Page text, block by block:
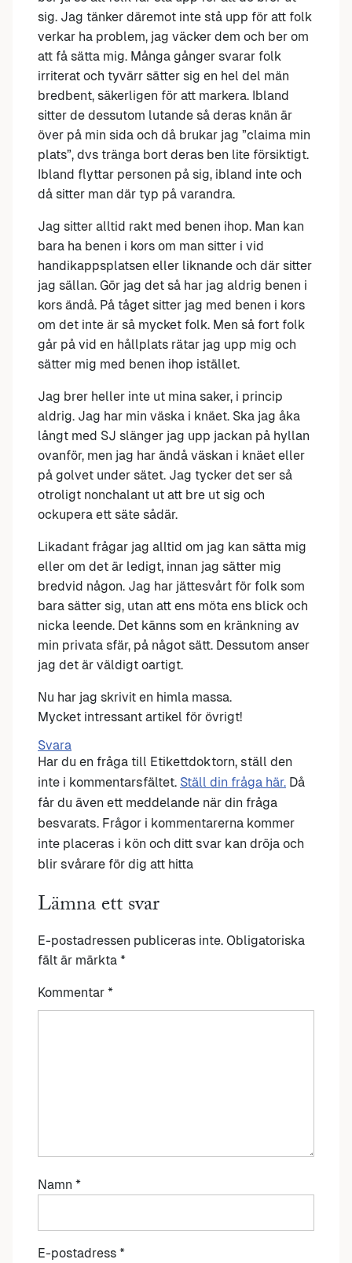
sig. Jag tänker däremot inte stå upp för att folk
verkar ha problem, jag väcker dem och ber om
att få sätta mig. Många gånger svarar folk
irriterat och tyvärr sätter sig en hel del män
bredbent, säkerligen för att markera. Ibland
sitter de dessutom lutande så deras knän är
över på min sida och då brukar jag ”claima min
plats”, dvs tränga bort deras ben lite försiktigt.
Ibland flyttar personen på sig, ibland inte och
då sitter man där typ på varandra.
Jag sitter alltid rakt med benen ihop. Man kan
bara ha benen i kors om man sitter i vid
handikappsplatsen eller liknande och där sitter
jag sällan. Gör jag det så har jag aldrig benen i
kors ändå. På tåget sitter jag med benen i kors
om det inte är så mycket folk. Men så fort folk
går på vid en hållplats rätar jag upp mig och
sätter mig med benen ihop istället.
Jag brer heller inte ut mina saker, i princip
aldrig. Jag har min väska i knäet. Ska jag åka
långt med SJ slänger jag upp jackan på hyllan
ovanför, men jag har ändå väskan i knäet eller
på golvet under sätet. Jag tycker det ser så
otroligt nonchalant ut att bre ut sig och
ockupera ett säte sådär.
Likadant frågar jag alltid om jag kan sätta mig
eller om det är ledigt, innan jag sätter mig
bredvid någon. Jag har jättesvårt för folk som
bara sätter sig, utan att ens möta ens blick och
nicka leende. Det känns som en kränkning av
min privata sfär, på något sätt. Dessutom anser
jag det är väldigt oartigt.
Nu har jag skrivit en himla massa.
Mycket intressant artikel för övrigt!
Svara
Har du en fråga till Etikettdoktorn, ställ den
inte i kommentarsfältet. Ställ din fråga här. Då
får du även ett meddelande när din fråga
besvarats. Frågor i kommentarerna kommer
inte placeras i kön och ditt svar kan dröja och
blir svårare för dig att hitta
Lämna ett svar
E-postadressen publiceras inte. Obligatoriska
fält är märkta *
Kommentar *
Namn *
E-postadress *